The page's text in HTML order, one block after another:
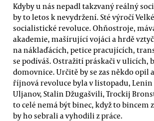
Kdyby u nás nepadl takzvaný reálný
by to letos k nevydržení. Sté výročí
socialistické revoluce. Ohňostroje,
akademie, mašírující vojáci a hrdě
na náklaďácích, petice pracujících,
se podíváš. Ostražití práskači v ulicích,
domovnice. Určitě by se zas někdo opil
říjnová revoluce byla v listopadu, Lenin
Uljanov, Stalin Džugašvili, Trockij
to celé nemá být binec, když to bincem
by ho sebrali a vyhodili z práce.